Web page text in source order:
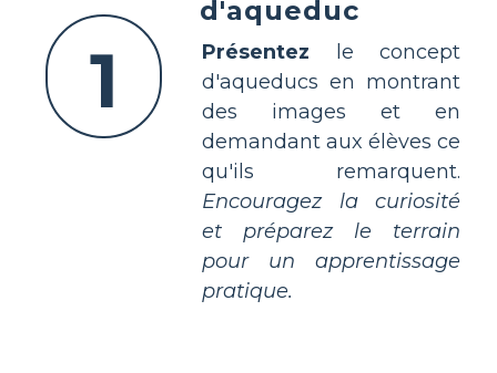
1
d'aqueduc
Présentez le concept
d'aqueducs en montrant
des images et en
demandant aux élèves ce
qu'ils remarquent.
Encouragez la curiosité
et préparez le terrain
pour un apprentissage
pratique.